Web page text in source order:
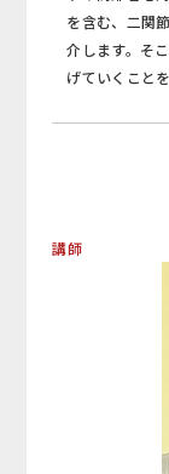
を含む、二関
介します。そ
げていくこと
講師